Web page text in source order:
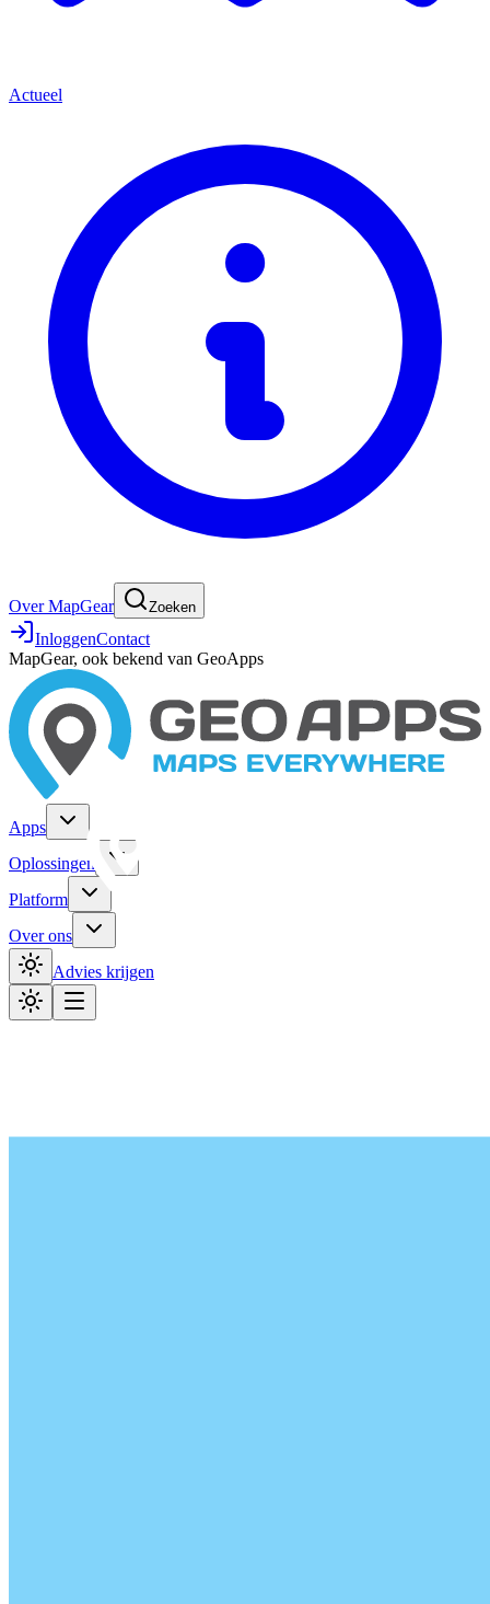
Actueel
Over MapGear Zoeken
InloggenContact
MapGear, ook bekend van GeoApps
Apps
Oplossingen
Platform
Over ons
Advies krijgen